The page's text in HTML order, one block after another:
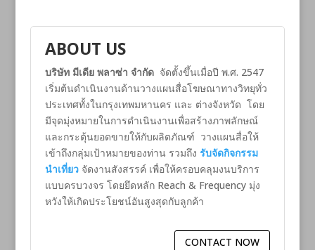
ABOUT US
บริษัท มีเดีย พลาซ่า จำกัดจัดตั้งขึ้นเมื่อปี พ.ศ. 2547
เริ่มต้นดำเนินงานด้านวางแผนสื่อโฆษณาทางวิทยุทั่ว
ประเทศทั้งในกรุงเทพมหานคร และ ต่างจังหวัด โดย
มีจุดมุ่งหมายในการดำเนินงานเพื่อสร้างภาพลักษณ์
และกระตุ้นยอดขายให้กับผลิตภัณฑ์ วางแผนสื่อให้
เข้าถึงกลุ่มเป้าหมายของท่าน รวมถึง รับจัดกิจกรรม
นำเที่ยวจัดงานสังสรรค์ เพื่อให้ครอบคลุมงนบริการ
แบบครบวงจร โดยยึดหลัก Reach & Frequency มุ่ง
หวังให้เกิดประโยชน์อันสูงสุดกับลูกค้า
CONTACT NOW